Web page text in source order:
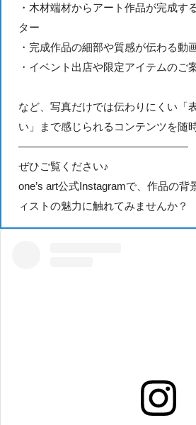
・木材端材からアート作品が完成す
ター
・完成作品の細部や質感が伝わる動
・イベント出店や限定アイテムのご
など、写真だけでは伝わりにくい「
い」まで感じられるコンテンツを随
————————————————
ぜひご覧ください♪
one’s art公式Instagramで、作品の背
ィストの魅力に触れてみませんか？